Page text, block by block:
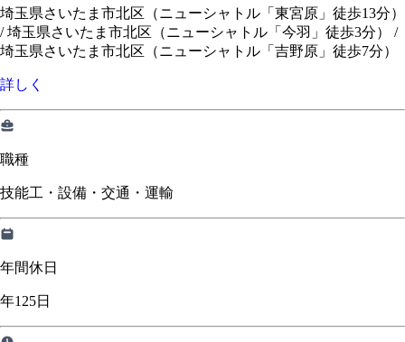
埼玉県さいたま市北区（ニューシャトル「東宮原」徒歩13分）
/埼玉県さいたま市北区（ニューシャトル「今羽」徒歩3分）
/
埼玉県さいたま市北区（ニューシャトル「吉野原」徒歩7分）
詳しく
職種
技能工・設備・交通・運輸
年間休日
年125日